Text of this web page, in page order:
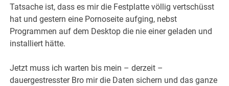
Tatsache ist, dass es mir die Festplatte völlig vertschüsst
hat und gestern eine Pornoseite aufging, nebst
Programmen auf dem Desktop die nie einer geladen und
installiert hätte.
Jetzt muss ich warten bis mein – derzeit –
dauergestresster Bro mir die Daten sichern und das ganze